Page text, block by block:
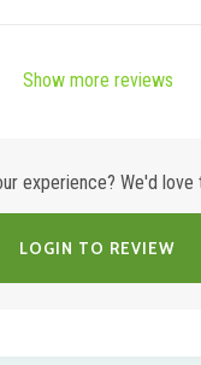
Show more reviews
experience? We'd love
LOGIN TO REVIEW